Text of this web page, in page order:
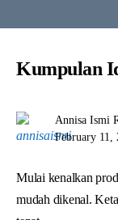
Kumpulan
Annisa Ismi
February 11,
Mulai kenalkan
mudah dikenal.